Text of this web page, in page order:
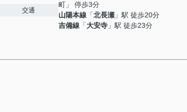
交通
町」 停歩3分
山陽本線 「北長瀬 」駅 徒歩20分
吉備線 「大安寺 」駅 徒歩23分